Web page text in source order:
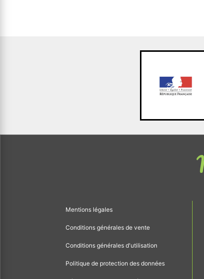
Mentions légales
Conditions générales de vente
Conditions générales d'utilisation
Politique de protection des données